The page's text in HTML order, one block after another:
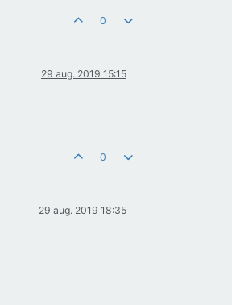
0
29 aug. 2019 15:15
0
29 aug. 2019 18:35